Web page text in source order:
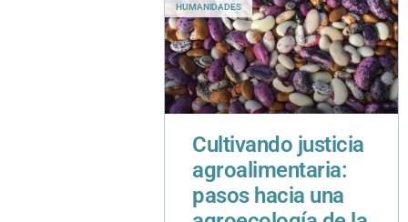
Cultivando justicia
agroalimentaria:
pasos hacia una
agroecología de la
reciprocidad